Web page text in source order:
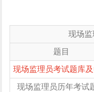
现场
题目
现场监理员考试题库
现场监理员历年考试